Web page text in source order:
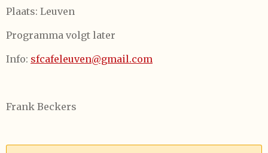
Plaats: Leuven
Programma volgt later
Info: sfcafeleuven@gmail.com
Frank Beckers